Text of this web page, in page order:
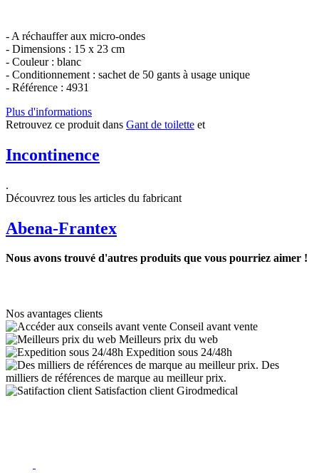
- A réchauffer aux micro-ondes
- Dimensions : 15 x 23 cm
- Couleur : blanc
- Conditionnement : sachet de 50 gants à usage unique
- Référence : 4931
Plus d'informations
Retrouvez ce produit dans Gant de toilette et
Incontinence
.
Découvrez tous les articles du fabricant
Abena-Frantex
Nous avons trouvé d'autres produits que vous pourriez aimer !
Nos avantages clients
Conseil avant vente
Meilleurs prix du web
Expedition sous 24/48h
Des
milliers de références de marque au meilleur prix.
Satisfaction client Girodmedical